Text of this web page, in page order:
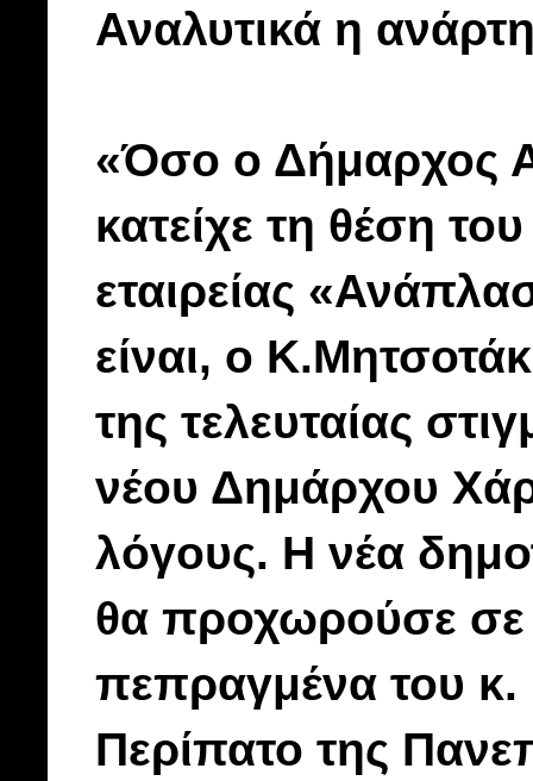
Αναλυτικά η
«Όσο ο Δήμαρχος
κατείχε τη θέση
εταιρείας
είναι, ο
της τελευταίας
νέου Δημάρχου
λόγους. Η νέα
θα προχωρούσε σε
πεπραγμένα του κ.
Περίπατο της